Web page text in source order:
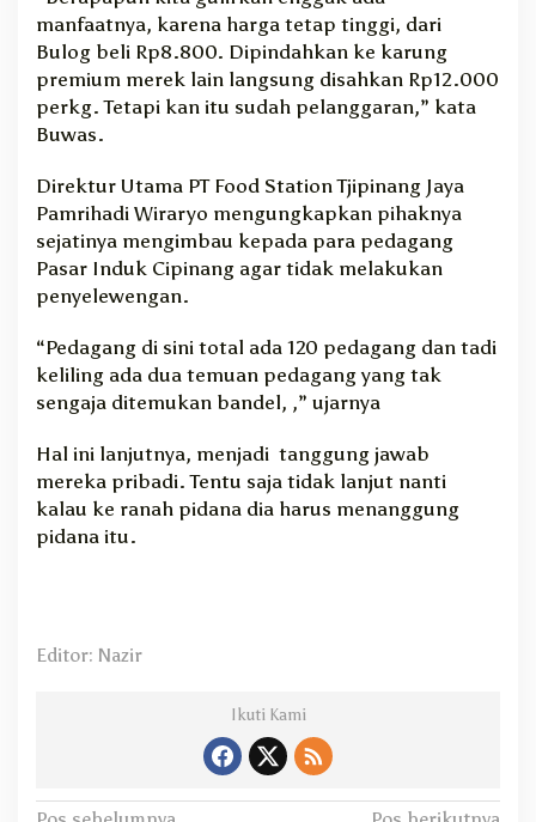
manfaatnya, karena harga tetap tinggi, dari
Bulog beli Rp8.800. Dipindahkan ke karung
premium merek lain langsung disahkan Rp12.000
perkg. Tetapi kan itu sudah pelanggaran,” kata
Buwas.
Direktur Utama PT Food Station Tjipinang Jaya
Pamrihadi Wiraryo mengungkapkan pihaknya
sejatinya mengimbau kepada para pedagang
Pasar Induk Cipinang agar tidak melakukan
penyelewengan.
“Pedagang di sini total ada 120 pedagang dan tadi
keliling ada dua temuan pedagang yang tak
sengaja ditemukan bandel, ,” ujarnya
Hal ini lanjutnya, menjadi tanggung jawab
mereka pribadi. Tentu saja tidak lanjut nanti
kalau ke ranah pidana dia harus menanggung
pidana itu.
Editor: Nazir
Ikuti Kami